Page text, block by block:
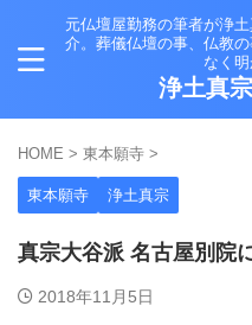
元仏壇屋勤務の筆者が浄
介。葬儀仏壇の事、仏教
なく明
浄土真
HOME > 東本願寺 >
東本願寺 浄土真宗
真宗大谷派 名古屋別院
2018年11月5日